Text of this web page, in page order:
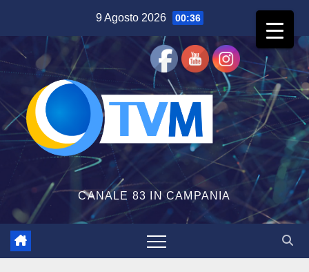
contenuto
9 Agosto 2026 00:36
CANALE 83 IN CAMPANIA